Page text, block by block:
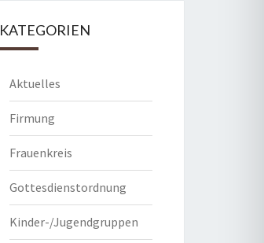
KATEGORIEN
Aktuelles
Firmung
Frauenkreis
Gottesdienstordnung
Kinder-/Jugendgruppen